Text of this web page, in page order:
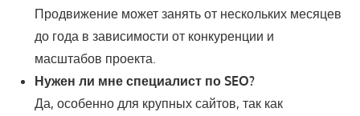
Продвижение может занять от нескольких месяцев
до года в зависимости от конкуренции и
масштабов проекта.
Нужен ли мне специалист по SEO?
Да, особенно для крупных сайтов, так как